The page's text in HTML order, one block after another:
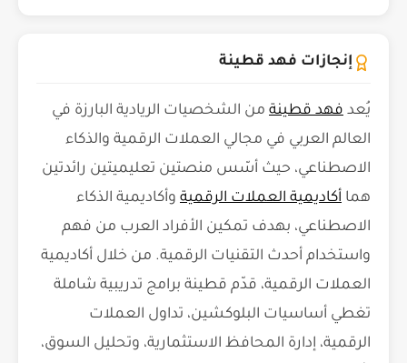
إنجازات فهد قطينة
يُعد فهد قطينة من الشخصيات الريادية البارزة في
العالم العربي في مجالي العملات الرقمية والذكاء
الاصطناعي، حيث أسّس منصتين تعليميتين رائدتين
هما أكاديمية العملات الرقمية وأكاديمية الذكاء
الاصطناعي، بهدف تمكين الأفراد العرب من فهم
واستخدام أحدث التقنيات الرقمية. من خلال أكاديمية
العملات الرقمية، قدّم قطينة برامج تدريبية شاملة
تغطي أساسيات البلوكشين، تداول العملات
الرقمية، إدارة المحافظ الاستثمارية، وتحليل السوق،